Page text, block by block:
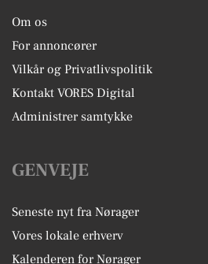
Om os
For annoncører
Vilkår og Privatlivspolitik
Kontakt VORES Digital
Administrer samtykke
GENVEJE
Seneste nyt fra Nørager
Vores lokale erhverv
Kalenderen for Nørager